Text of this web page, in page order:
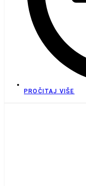
PROČITAJ VIŠE